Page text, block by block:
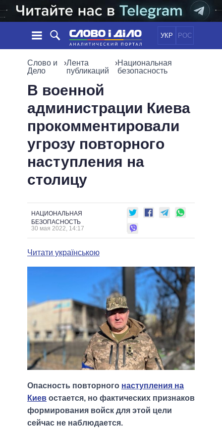
УКР РОС
НОВОСТИ
СТАТЬИ
МНЕНИЯ
ОБЗОРЫ
ДАЙДЖЕСТЫ
ОБЩЕСТВО
МИР
ОБЕЩАНИЯ
ПОЛИТИКИ
ВСЕ ПОЛИТИКИ
ПРЕЗИДЕНТ И ОФИС
ВЕРХОВНАЯ РАДА
КАБИНЕТ МИНИСТРОВ
ГЛАВЫ ОБЛАДМИНИСТРАЦИЙ
МЭРЫ
ВСЕ ПЕРСОНЫ
ИНФОГРАФИКА
ВИДЕО
Слово и
Дело
›Лента
публикаций
›Национальная
безопасность
В военной
администрации Киева
прокомментировали
угрозу повторного
наступления на
столицу
НАЦИОНАЛЬНАЯ
БЕЗОПАСНОСТЬ
30 мая 2022, 14:17
Читати українською
Опасность повторного наступления на
Киев остается, но фактических признаков
формирования войск для этой цели
сейчас не наблюдается.